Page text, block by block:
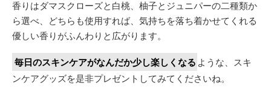
香りはダマスクローズと白桃、柚子とジュニパーの二種類か
ら選べ、どちらも使用すれば、気持ちを落ち着かせてくれる
優しい香りがふんわりと広がります。
毎日のスキンケアがなんだか少し楽しくなる ような、スキ
ンケアグッズを是非プレゼントしてみてくださいね。